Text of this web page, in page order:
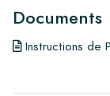
Documents
Instructions de